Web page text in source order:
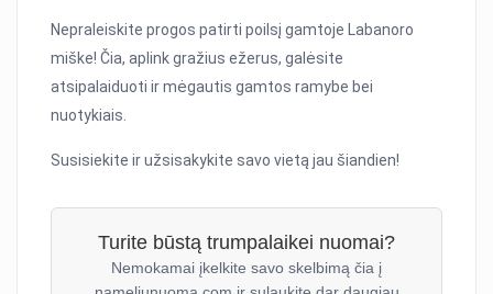
Nepraleiskite progos patirti poilsį gamtoje Labanoro
miške! Čia, aplink gražius ežerus, galėsite
atsipalaiduoti ir mėgautis gamtos ramybe bei
nuotykiais.
Susisiekite ir užsisakykite savo vietą jau šiandien!
Turite būstą trumpalaikei nuomai?
Nemokamai įkelkite savo skelbimą čia į